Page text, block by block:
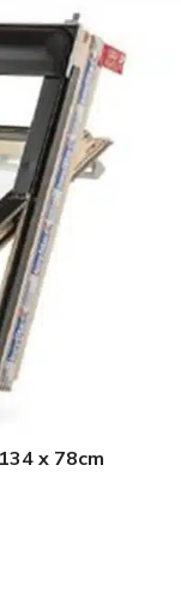
x 78cm